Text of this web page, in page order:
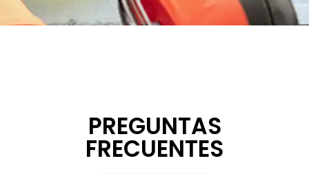
PREGUNTAS
FRECUENTES